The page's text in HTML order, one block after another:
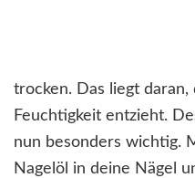
trocken. Das liegt daran,
Feuchtigkeit entzieht.
nun besonders wichtig.
Nagelöl in deine Nägel